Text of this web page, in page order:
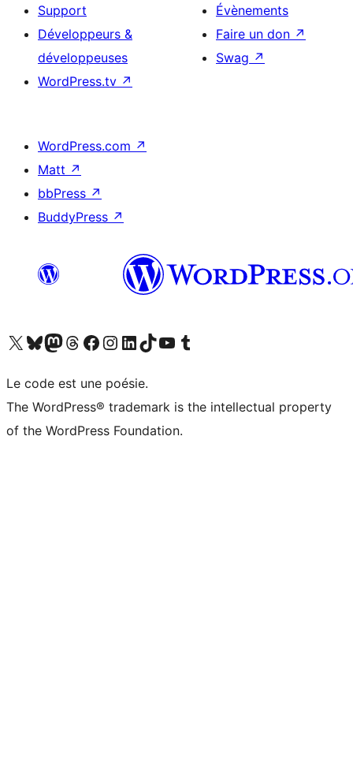
Support
Développeurs &
développeuses
WordPress.tv ↗
Évènements
Faire un don ↗
Swag ↗
WordPress.com ↗
Matt ↗
bbPress ↗
BuddyPress ↗
Visitez notre compte X (précédemment Twitter)
Visiter notre compte Bluesky
Visiter notre compte Mastodon
Visiter notre compte Threads
Consulter notre compte Facebook
Consulter notre compte Instagram
Consulter notre compte LinkedIn
Visiter notre compte TokTok
Visiter notre chaîne YouTube
Visiter notre compte Tumblr
Le code est une poésie.
The WordPress® trademark is the intellectual property
of the WordPress Foundation.